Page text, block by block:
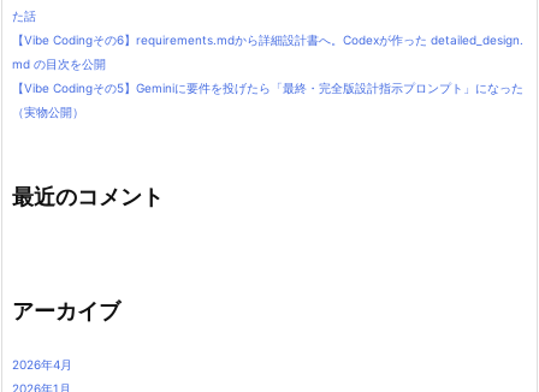
た話
【Vibe Codingその6】requirements.mdから詳細設計書へ。Codexが作った detailed_design.
md の目次を公開
【Vibe Codingその5】Geminiに要件を投げたら「最終・完全版設計指示プロンプト」になった
（実物公開）
最近のコメント
アーカイブ
2026年4月
2026年1月